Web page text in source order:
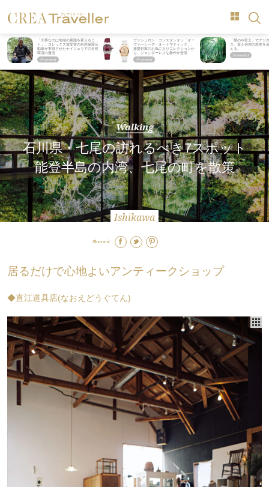
「大事なのは地域の意識を変えるこ
と」。ロレックス賞受賞の自然保護活
動家が実現させたナイジェリアの自然
環境の復活
ヴァシュロン・コンスタンタン「オー
ヴァーシーズ・オートマティック」。
旅愛好家のお気に入りコレクションか
ら、ジェンダーレスな新作が登場
「星のや富士」でデジ
ス。冨士信仰の歴史を
える。
Walking
石川県・七尾の訪れるべき7スポット
能登半島の内湾、七尾の町を散策
Ishikawa
Share it
居るだけで心地よいアンティークショップ
◆直江道具店(なおえどうぐてん)